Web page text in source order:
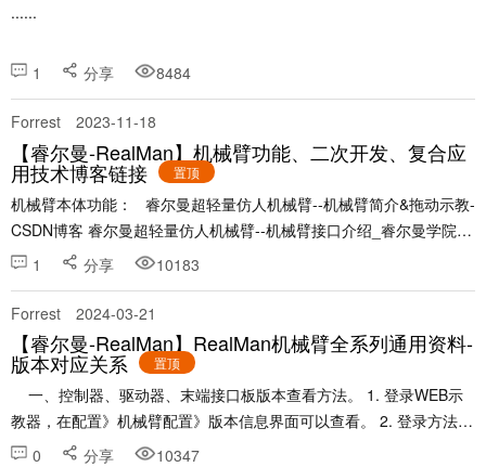
......
1 分享 8484
Forrest 2023-11-18
【睿尔曼-RealMan】机械臂功能、二次开发、复合应
用技术博客链接 置顶
机械臂本体功能： 睿尔曼超轻量仿人机械臂--机械臂简介&拖动示教-
CSDN博客 睿尔曼超轻量仿人机械臂--机械臂接口介绍_睿尔曼学院的
博客-CSDN博客 睿尔曼超轻量仿人机械臂--示教器简介&使用_......
1 分享 10183
Forrest 2024-03-21
【睿尔曼-RealMan】RealMan机械臂全系列通用资料-
版本对应关系 置顶
教器，在配置》机械臂配置》版本信息界面可以查看。 2. 登录方法可
以参考：睿尔曼机器人快速使用手册V1.5 - 睿尔曼智能论坛 (r......
0 分享 10347